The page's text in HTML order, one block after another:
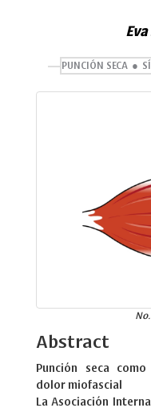
PUNCIÓN SECA
Abstract
Punción seca
dolor miofascial
La Asociación